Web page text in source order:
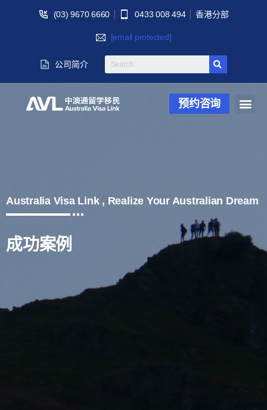
(03) 9670 6660 0433 008 494 香港分部
[email protected]
公司简介
预约咨询
Australia Visa Link , Realize Your Australian Dream
成功案例